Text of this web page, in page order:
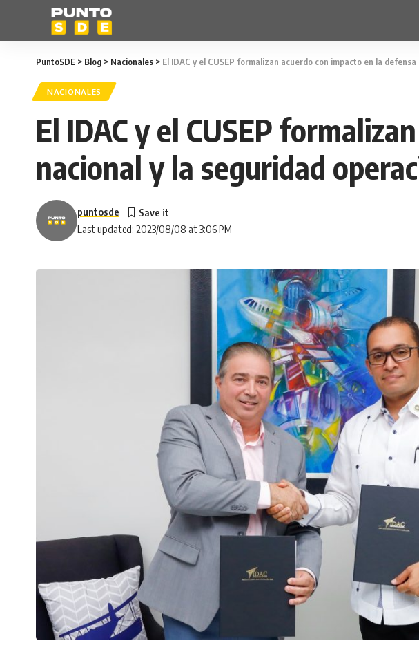
PuntoSDE > Blog > Nacionales > El IDAC y el CUSEP formalizan acuerdo con impacto en la
NACIONALES
El IDAC y el CUSEP
nacional y la seguridad
Last updated: 2023/08/08 at 3:06 PM
puntosde